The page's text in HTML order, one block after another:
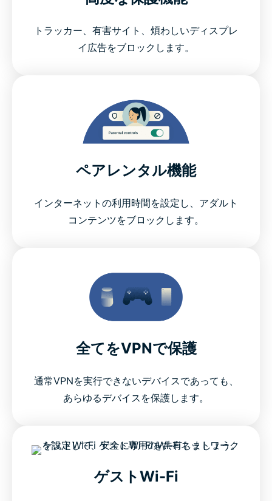
トラッカー、有害サイト、煩わしいディスプレ
イ広告をブロックします。
ペアレンタル機能
インターネットの利用時間を設定し、アダルト
コンテンツをブロックします。
全てをVPNで保護
通常VPNを実行できないデバイスであっても、
あらゆるデバイスを保護します。
ゲストWi-Fi